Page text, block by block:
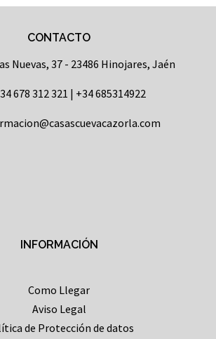
CONTACTO
Nuevas, 37 - 23486 Hinojares, Jaén
678 312 321 | +34 685314922
INFORMACIÓN
Como Llegar
Aviso Legal
de Protección de datos